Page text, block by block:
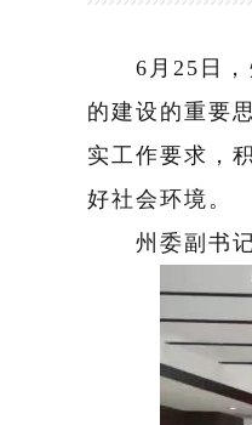
6 月 25 日
的建设的重要
实工作要求，
好社会环境。
州委副书记